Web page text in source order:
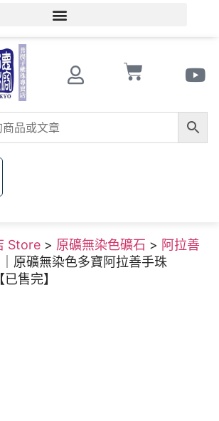
Store > 原礦無染色礦石 > 阿拉善
原礦無染色多寶阿拉善手珠
售完】